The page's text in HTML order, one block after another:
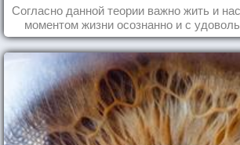
Согласно данной теории важно жить и
моментом жизни осознанно и с
попробуем разобраться на